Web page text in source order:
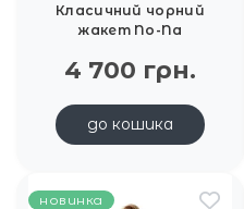
Класичний чорний
жакет No-Na
4 700 грн.
до кошика
новинка